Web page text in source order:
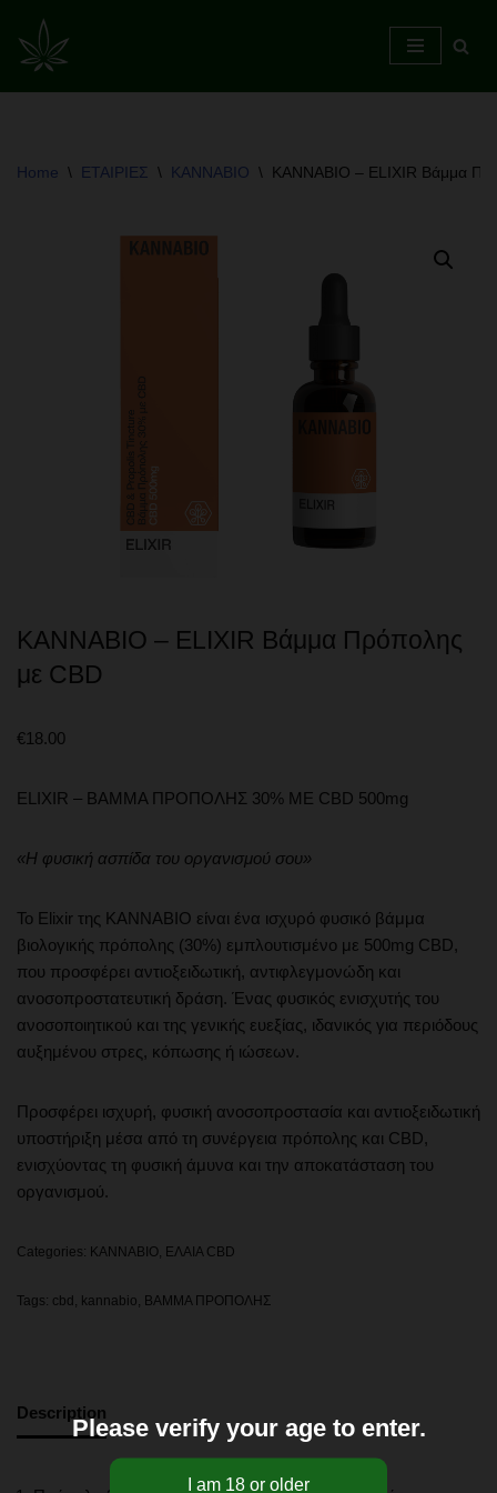
Skip
Home \ ΕΤΑΙΡΙΕΣ \ KANNABIO \ KANNABIO – ELIXIR Βάμμα
KANNABIO – ELIXIR Βάμμα Πρόπολης
με CBD
€18.00
ELIXIR – ΒΑΜΜΑ ΠΡΟΠΟΛΗΣ 30% ΜΕ CBD 500mg
«Η φυσική ασπίδα του οργανισμού σου»
Το Elixir της KANNABIO είναι ένα ισχυρό φυσικό βάμμα
βιολογικής πρόπολης (30%) εμπλουτισμένο με 500mg CBD,
που προσφέρει αντιοξειδωτική, αντιφλεγμονώδη και
ανοσοπροστατευτική δράση. Ένας φυσικός ενισχυτής του
ανοσοποιητικού και της γενικής ευεξίας, ιδανικός για περιόδους
αυξημένου στρες, κόπωσης ή ιώσεων.
Προσφέρει ισχυρή, φυσική ανοσοπροστασία και αντιοξειδωτική
υποστήριξη μέσα από τη συνέργεια πρόπολης και CBD,
ενισχύοντας τη φυσική άμυνα και την αποκατάσταση του
οργανισμού.
Categories: KANNABIO ΕΛΑΙΑ CBD
Tags: cbd kannabio ΒΑΜΜΑ ΠΡΟΠΟΛΗΣ
Description
Please verify your age to enter.